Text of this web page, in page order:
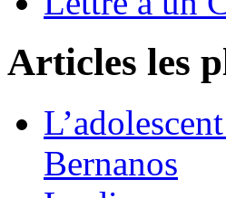
Articles les
Bernanos